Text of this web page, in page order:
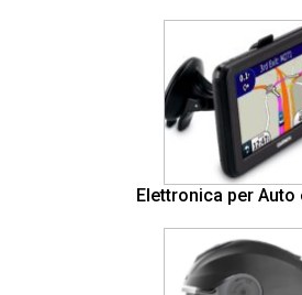
Elettronica per Auto